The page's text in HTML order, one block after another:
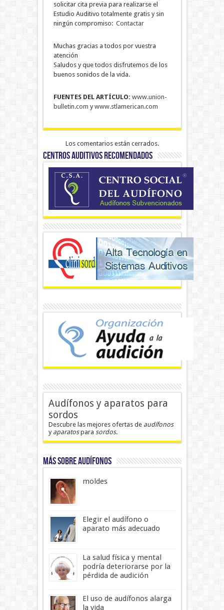
solicitar cita previa para realizarse el
Estudio Auditivo totalmente gratis y sin
ningún compromiso: Contactar
Muchas gracias a todos por vuestra
atención
Saludos y que todos disfrutemos de los
buenos sonidos de la vida.
FUENTES DEL ARTÍCULO: www.union-
bulletin.com ywww.stlamerican.com
Los comentarios están cerrados.
CENTROS AUDITIVOS RECOMENDADOS
Audífonos y aparatos para
sordos
Descubre las mejores ofertas de audífonos
y aparatospara sordos.
MÁS SOBRE AUDÍFONOS
moldes
Elegir el audífono o
aparato más adecuado
La salud física y mental
podría deteriorarse por la
pérdida de audición
El uso de audífonos alarga
la vida